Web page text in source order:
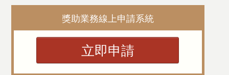
獎助業務線上申請系統
立即申請